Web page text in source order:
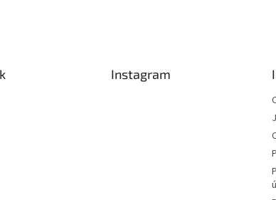
Instagram